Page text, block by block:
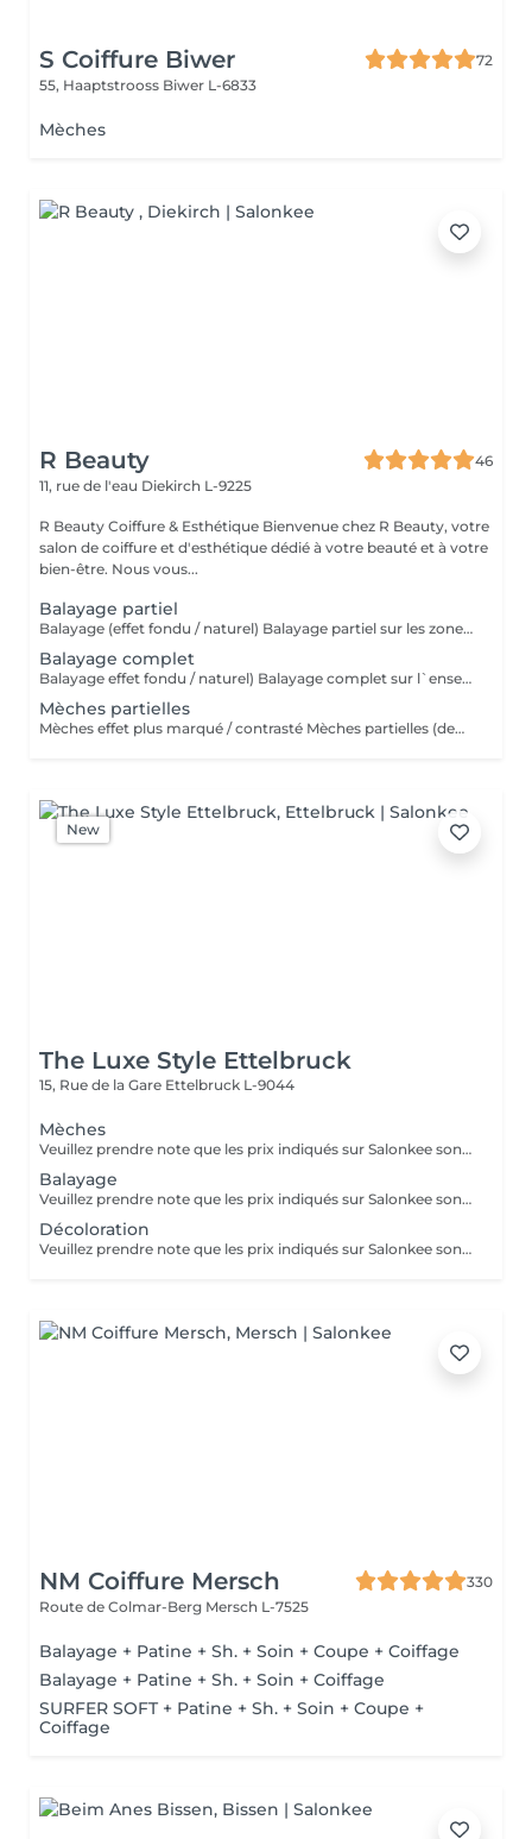
S Coiffure Biwer
72
55, Haaptstrooss Biwer L-6833
Mèches
R Beauty
46
11, rue de l'eau Diekirch L-9225
R Beauty Coiffure & Esthétique Bienvenue chez R Beauty, votre
salon de coiffure et d'esthétique dédié à votre beauté et à votre
bien-être. Nous vous...
Balayage partiel
Balayage (effet fondu / naturel) Balayage partiel sur les zones visibles de la chevelure : contours du visage , dessus de la tête et nuque . Idéal pour raviver un balayage existant ou apporter de la lumière sans réaliser un balayage complet. Le glossing / la patine est inclus(e) dans cette prestation. Veuillez sélectionner une finition.
Balayage complet
Balayage effet fondu / naturel) Balayage complet sur l`ensemble de la chevelure pour un résultat lumineux , naturel et sur mesure . Idéal pour un changement ou un éclaircissement global . Le glossing / la patine est inclus(e) dans cette prestation. Veuillez sélectionner une finition.
Mèches partielles
Mèches effet plus marqué / contrasté Mèches partielles (demi-tête de mèches) Prestation d'éclaircissement ciblée sur certaines zones des cheveux afin d'apporter lumière, relief et éclat, tout en conservant un résultat harmonieux et naturel. Idéal pour illuminer le visage ou entretenir un éclaircissement. Le glossing / la patine est inclus(e) dans cette prestation. Veuillez sélectionner une finition.
New
The Luxe Style Ettelbruck
15, Rue de la Gare Ettelbruck L-9044
Mèches
Veuillez prendre note que les prix indiqués sur Salonkee sont communiqués à titre informatif et s'entendent de base. Ces derniers sont susceptibles de varier selon le diagnostic réalisé à votre arrivée au salon et l'expertise du professionnel à qui vous confiez votre beauté. Dans tous les cas, un devis précis vous sera proposé et toutes réalisations de prestations seront effectuées avec votre accord. Un grand merci d'avance pour votre compréhension. Au plaisir de vous recevoir très vite.
Balayage
Veuillez prendre note que les prix indiqués sur Salonkee sont communiqués à titre informatif et s'entendent de base. Ces derniers sont susceptibles de varier selon le diagnostic réalisé à votre arrivée au salon et l'expertise du professionnel à qui vous confiez votre beauté. Dans tous les cas, un devis précis vous sera proposé et toutes réalisations de prestations seront effectuées avec votre accord. Un grand merci d'avance pour votre compréhension. Au plaisir de vous recevoir très vite.
Décoloration
Veuillez prendre note que les prix indiqués sur Salonkee sont communiqués à titre informatif et s'entendent de base. Ces derniers sont susceptibles de varier selon le diagnostic réalisé à votre arrivée au salon et l'expertise du professionnel à qui vous confiez votre beauté. Dans tous les cas, un devis précis vous sera proposé et toutes réalisations de prestations seront effectuées avec votre accord. Un grand merci d'avance pour votre compréhension. Au plaisir de vous recevoir très vite.
NM Coiffure Mersch
330
Route de Colmar-Berg Mersch L-7525
Balayage + Patine + Sh. + Soin + Coupe + Coiffage
Balayage + Patine + Sh. + Soin + Coiffage
SURFER SOFT + Patine + Sh. + Soin + Coupe +
Coiffage